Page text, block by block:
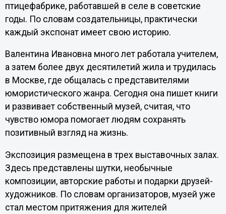
птицефабрике, работавшей в селе в советские
годы. По словам создательницы, практически
каждый экспонат имеет свою историю.
Валентина Ивановна много лет работала учителем,
а затем более двух десятилетий жила и трудилась
в Москве, где общалась с представителями
юмористического жанра. Сегодня она пишет книги
и развивает собственный музей, считая, что
чувство юмора помогает людям сохранять
позитивный взгляд на жизнь.
Экспозиция размещена в трех выставочных залах.
Здесь представлены шутки, необычные
композиции, авторские работы и подарки друзей-
художников. По словам организаторов, музей уже
стал местом притяжения для жителей